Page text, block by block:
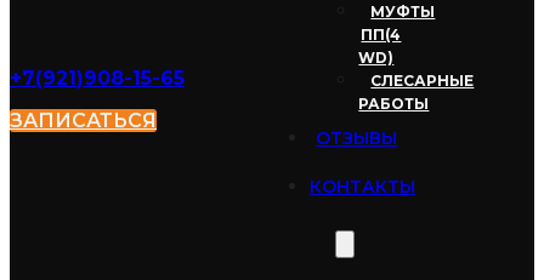
МУФТЫ
ПП(4
WD)
СЛЕСАРНЫЕ
РАБОТЫ
ОТЗЫВЫ
КОНТАКТЫ
+7(921)908-15-65
ЗАПИСАТЬСЯ